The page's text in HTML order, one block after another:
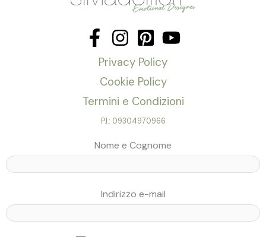
Privacy Policy
Cookie Policy
Termini e Condizioni
P.I.: 09304970966
Nome e Cognome
Indirizzo e-mail